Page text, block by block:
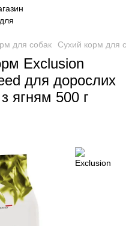
для собак Сухий корм для
Exclusion
для дорослих
ягням 500 г